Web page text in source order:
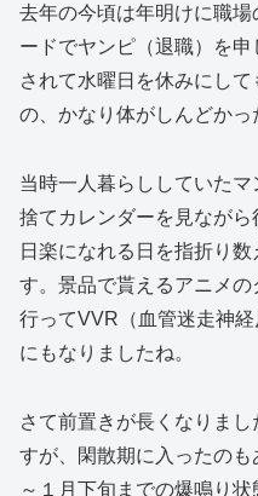
去年の今頃は年明けに職
ードでヤンピ（退職）を
されて水曜日を休みにし
の、かなり体がしんどかっ
当時一人暮らししていた
捨てカレンダーを見なが
日楽になれる日を指折り
す。景品で貰えるアニメ
行ってVVR（血管迷走神
にもなりましたね。
さて前置きが長くなりま
すが、閑散期に入ったの
～１月下旬までの爆鳴り